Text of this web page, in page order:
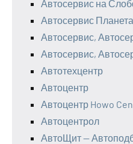
Автосервис на
Автосервис
Автосервис,
Автосервис,
Автотехцентр
Автоцентр
Автоцентр Howo
Автоцентрол
АвтоЩит —